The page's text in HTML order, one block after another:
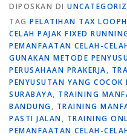
DIPOSKAN DI
TAG PELATIHAN TAX
CELAH PAJAK FIXED
PEMANFAATAN CELAH-
GUNAKAN METODE
PERUSAHAAN PRAKERJA,
PENYUSUTAN YANG COCOK
SURABAYA, TRAINING
BANDUNG, TRAINING
PASTI JALAN, TRAINING
PEMANFAATAN CELAH-